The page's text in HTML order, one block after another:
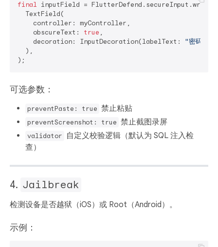
final inputField =
  TextField(
    controller: myController,
    obscureText:
true ,
    decoration: InputDecoration(labelText:
"密码"
  ),
可选参数：
preventPaste: true 禁止粘贴
preventScreenshot: true 禁止截图录屏
validator
自定义校验逻辑（默认为 SQL 注入检
查）
4. Jailbreak
检测设备是否越狱（iOS）或 Root（Android）。
示例：